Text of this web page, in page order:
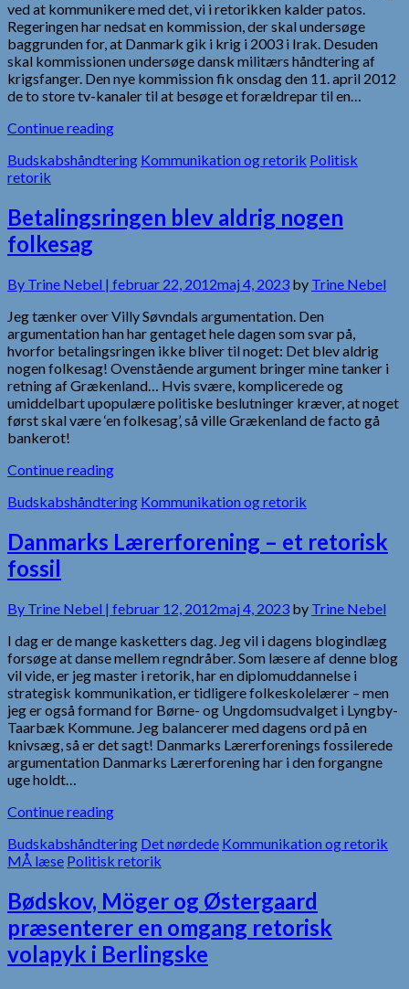
ved at kommunikere med det, vi i retorikken kalder patos.
Regeringen har nedsat en kommission, der skal undersøge
baggrunden for, at Danmark gik i krig i 2003 i Irak. Desuden
skal kommissionen undersøge dansk militærs håndtering af
krigsfanger. Den nye kommission fik onsdag den 11. april 2012
de to store tv-kanaler til at besøge et forældrepar til en…
Continue reading
Budskabshåndtering Kommunikation og retorik Politisk
retorik
Betalingsringen blev aldrig nogen
folkesag
By Trine Nebel | februar 22, 2012maj 4, 2023 by Trine Nebel
Jeg tænker over Villy Søvndals argumentation. Den
argumentation han har gentaget hele dagen som svar på,
hvorfor betalingsringen ikke bliver til noget: Det blev aldrig
nogen folkesag! Ovenstående argument bringer mine tanker i
retning af Grækenland… Hvis svære, komplicerede og
umiddelbart upopulære politiske beslutninger kræver, at noget
først skal være ‘en folkesag’, så ville Grækenland de facto gå
bankerot!
Continue reading
Budskabshåndtering Kommunikation og retorik
Danmarks Lærerforening – et retorisk
fossil
By Trine Nebel | februar 12, 2012maj 4, 2023 by Trine Nebel
I dag er de mange kasketters dag. Jeg vil i dagens blogindlæg
forsøge at danse mellem regndråber. Som læsere af denne blog
vil vide, er jeg master i retorik, har en diplomuddannelse i
strategisk kommunikation, er tidligere folkeskolelærer – men
jeg er også formand for Børne- og Ungdomsudvalget i Lyngby-
Taarbæk Kommune. Jeg balancerer med dagens ord på en
knivsæg, så er det sagt! Danmarks Lærerforenings fossilerede
argumentation Danmarks Lærerforening har i den forgangne
uge holdt…
Continue reading
Budskabshåndtering Det nørdede Kommunikation og retorik
MÅ læse Politisk retorik
Bødskov, Möger og Østergaard
præsenterer en omgang retorisk
volapyk i Berlingske